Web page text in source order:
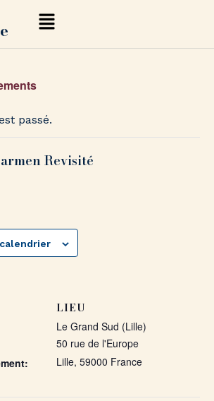
passé.
Revisité
LIEU
Le Grand Sud (Lille)
50 rue de l'Europe
Lille, 59000 France